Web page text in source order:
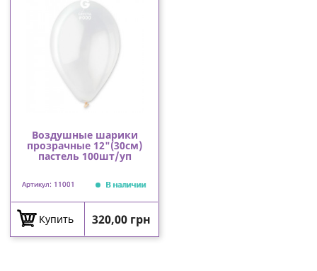
Воздушные шарики
прозрачные 12"(30см)
пастель 100шт/уп
Артикул: 11001 В наличии
Купить Цена
320,00 грн